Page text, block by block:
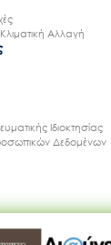
Αλλαγή
Ιδιοκτησίας
Δεδομένων